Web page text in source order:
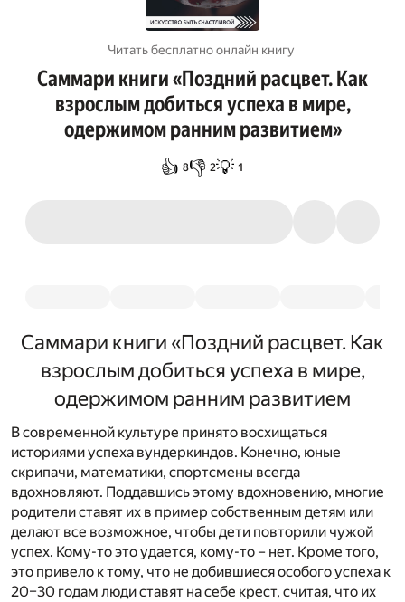
Читать бесплатно онлайн книгу
Саммари книги «Поздний расцвет. Как
взрослым добиться успеха в мире,
одержимом ранним развитием»
👍 8👎 2💡 1
Саммари книги «Поздний расцвет. Как
взрослым добиться успеха в мире,
одержимом ранним развитием
В современной культуре принято восхищаться
историями успеха вундеркиндов. Конечно, юные
скрипачи, математики, спортсмены всегда
вдохновляют. Поддавшись этому вдохновению, многие
родители ставят их в пример собственным детям или
делают все возможное, чтобы дети повторили чужой
успех. Кому-то это удается, кому-то – нет. Кроме того,
это привело к тому, что не добившиеся особого успеха к
20–30 годам люди ставят на себе крест, считая, что их